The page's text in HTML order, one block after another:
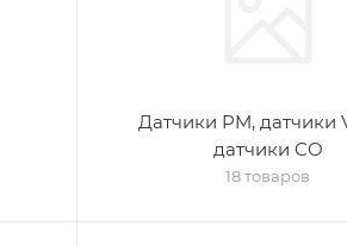
Датчики PM, датчики
датчики CO
18 товаров